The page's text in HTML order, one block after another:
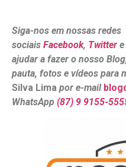
Siga-nos em nossas redes
sociais Facebook, Twitter e
ajudar a fazer o nosso
pauta, fotos e vídeos para
Silva Lima por e-mail
WhatsApp (87) 9 9155-